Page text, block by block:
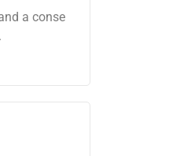
a conse